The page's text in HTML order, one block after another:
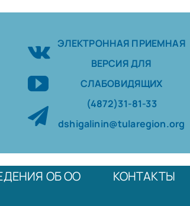
ЭЛЕКТРОННАЯ ПРИЕМНАЯ
ВЕРСИЯ ДЛЯ
СЛАБОВИДЯЩИХ
(4872)31-81-33
dshigalinin@tularegion.org
ОБ ОО
КОНТАКТЫ